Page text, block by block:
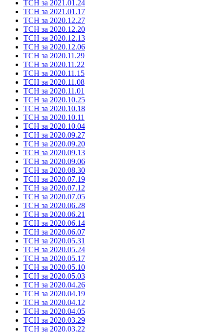
ТСН за 2021.01.24
ТСН за 2021.01.17
ТСН за 2020.12.27
ТСН за 2020.12.20
ТСН за 2020.12.13
ТСН за 2020.12.06
ТСН за 2020.11.29
ТСН за 2020.11.22
ТСН за 2020.11.15
ТСН за 2020.11.08
ТСН за 2020.11.01
ТСН за 2020.10.25
ТСН за 2020.10.18
ТСН за 2020.10.11
ТСН за 2020.10.04
ТСН за 2020.09.27
ТСН за 2020.09.20
ТСН за 2020.09.13
ТСН за 2020.09.06
ТСН за 2020.08.30
ТСН за 2020.07.19
ТСН за 2020.07.12
ТСН за 2020.07.05
ТСН за 2020.06.28
ТСН за 2020.06.21
ТСН за 2020.06.14
ТСН за 2020.06.07
ТСН за 2020.05.31
ТСН за 2020.05.24
ТСН за 2020.05.17
ТСН за 2020.05.10
ТСН за 2020.05.03
ТСН за 2020.04.26
ТСН за 2020.04.19
ТСН за 2020.04.12
ТСН за 2020.04.05
ТСН за 2020.03.29
ТСН за 2020.03.22